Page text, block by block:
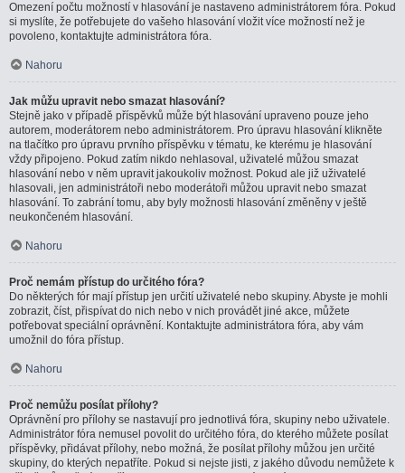
Omezení počtu možností v hlasování je nastaveno administrátorem fóra. Pokud
si myslíte, že potřebujete do vašeho hlasování vložit více možností než je
povoleno, kontaktujte administrátora fóra.
Nahoru
Jak můžu upravit nebo smazat hlasování?
Stejně jako v případě příspěvků může být hlasování upraveno pouze jeho
autorem, moderátorem nebo administrátorem. Pro úpravu hlasování klikněte
na tlačítko pro úpravu prvního příspěvku v tématu, ke kterému je hlasování
vždy připojeno. Pokud zatím nikdo nehlasoval, uživatelé můžou smazat
hlasování nebo v něm upravit jakoukoliv možnost. Pokud ale již uživatelé
hlasovali, jen administrátoři nebo moderátoři můžou upravit nebo smazat
hlasování. To zabrání tomu, aby byly možnosti hlasování změněny v ještě
neukončeném hlasování.
Nahoru
Proč nemám přístup do určitého fóra?
Do některých fór mají přístup jen určití uživatelé nebo skupiny. Abyste je mohli
zobrazit, číst, přispívat do nich nebo v nich provádět jiné akce, můžete
potřebovat speciální oprávnění. Kontaktujte administrátora fóra, aby vám
umožnil do fóra přístup.
Nahoru
Proč nemůžu posílat přílohy?
Oprávnění pro přílohy se nastavují pro jednotlivá fóra, skupiny nebo uživatele.
Administrátor fóra nemusel povolit do určitého fóra, do kterého můžete posílat
příspěvky, přidávat přílohy, nebo možná, že posílat přílohy můžou jen určité
skupiny, do kterých nepatříte. Pokud si nejste jisti, z jakého důvodu nemůžete k